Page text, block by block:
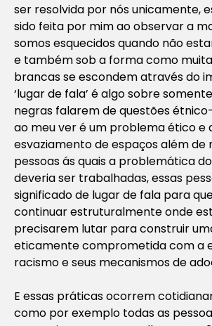
ser resolvida por nós unicamente,
sido feita por mim ao observar a
somos esquecidos quando não
e também sob a forma como
brancas se escondem através do
‘lugar de fala’ é algo sobre
negras falarem de questões
ao meu ver é um problema ético e
esvaziamento de espaços além de
pessoas ás quais a problemática
deveria ser trabalhadas, essas
significado de lugar de fala para
continuar estruturalmente onde
precisarem lutar para construir
eticamente comprometida com a
racismo e seus mecanismos de
E essas práticas ocorrem
como por exemplo todas as